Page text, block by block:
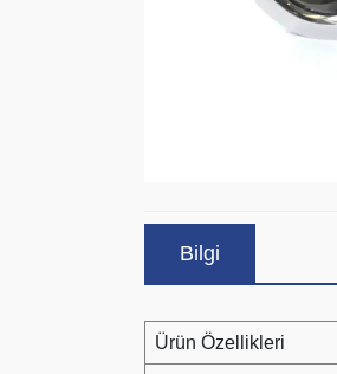
Bilgi
Ürün Özellikleri